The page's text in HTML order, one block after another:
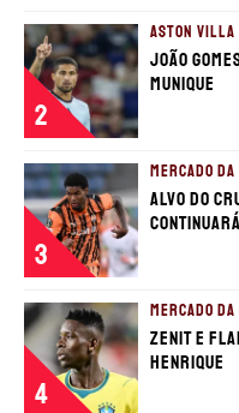
2
ASTON VILLA
João
Munique
3
MERCADO
Alvo do
4
MERCADO
Zenit e
Henrique